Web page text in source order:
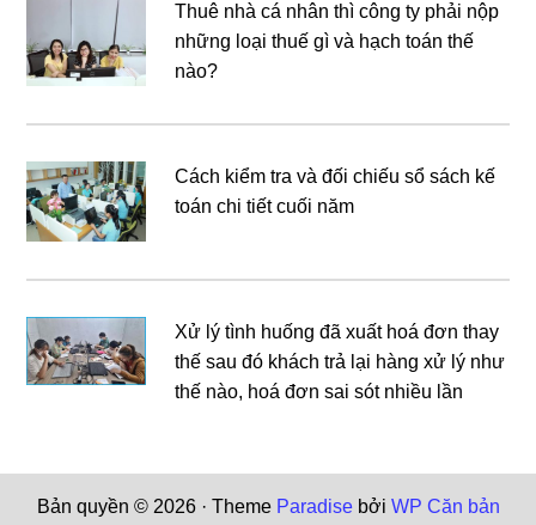
Thuê nhà cá nhân thì công ty phải nộp
những loại thuế gì và hạch toán thế
nào?
Cách kiểm tra và đối chiếu sổ sách kế
toán chi tiết cuối năm
Xử lý tình huống đã xuất hoá đơn thay
thế sau đó khách trả lại hàng xử lý như
thế nào, hoá đơn sai sót nhiều lần
Bản quyền © 2026 · Theme Paradisebởi WP Căn bản